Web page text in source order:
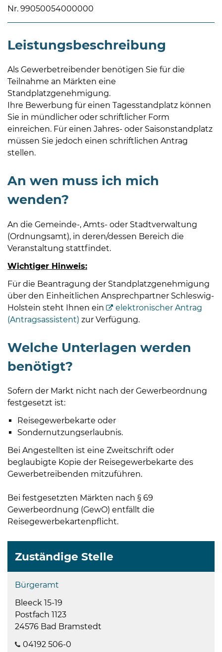
08
Uhr
und
sowie
der
nach
Vereinbarung.
Nr. 99050054000000
Leistungsbeschreibung
Als Gewerbetreibender benötigen Sie für die
Teilnahme an Märkten eine
Standplatzgenehmigung.
Ihre Bewerbung für einen Tagesstandplatz können
Sie in mündlicher oder schriftlicher Form
einreichen. Für einen Jahres- oder Saisonstandplatz
müssen Sie jedoch einen schriftlichen Antrag
stellen.
An wen muss ich mich
wenden?
An die Gemeinde-, Amts- oder Stadtverwaltung
(Ordnungsamt), in deren/dessen Bereich die
Veranstaltung stattfindet.
Wichtiger Hinweis:
Für die Beantragung der Standplatzgenehmigung
über den Einheitlichen Ansprechpartner Schleswig-
Holstein steht Ihnen ein
elektronischer Antrag
(Antragsassistent) zur Verfügung.
Welche Unterlagen werden
benötigt?
Sofern der Markt nicht nach der Gewerbeordnung
festgesetzt ist:
Reisegewerbekarte oder
Sondernutzungserlaubnis.
Bei Angestellten ist eine Zweitschrift oder
beglaubigte Kopie der Reisegewerbekarte des
Gewerbetreibenden mitzuführen.
Bei festgesetzten Märkten nach § 69
Gewerbeordnung (GewO) entfällt die
Reisegewerbekartenpflicht.
Zuständige Stelle
Bürgeramt
Bleeck 15-19
Postfach 1123
24576 Bad Bramstedt
04192 506-0